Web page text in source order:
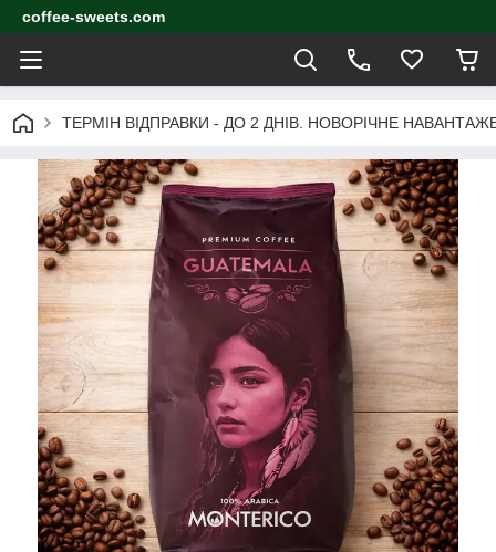
coffee-sweets.com
ТЕРМІН ВІДПРАВКИ - ДО 2 ДНІВ. НОВОРІЧНЕ